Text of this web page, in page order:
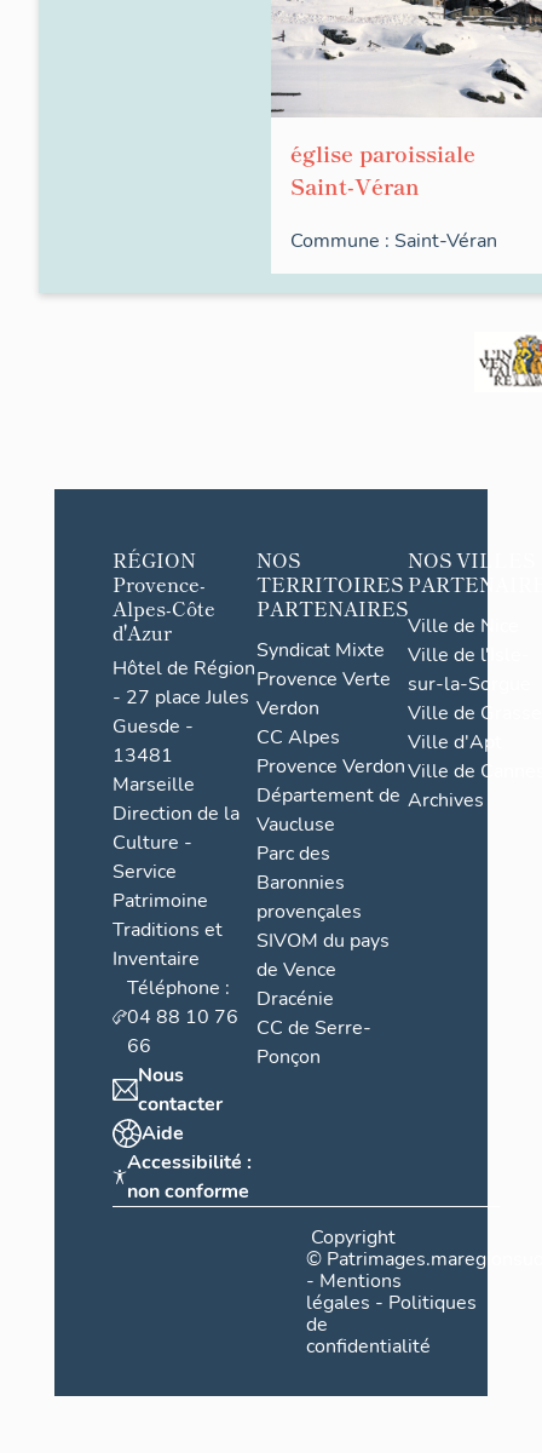
église paroissiale
Saint-Véran
Commune : Saint-Véran
RÉGION
Provence-
Alpes-Côte
d'Azur
Hôtel de Région
- 27 place Jules
Guesde -
13481
Marseille
Direction de la
Culture -
Service
Patrimoine
Traditions et
Inventaire
Téléphone :
04 88 10 76
66
Nous
contacter
Aide
Accessibilité :
non conforme
NOS
TERRITOIRES
PARTENAIRES
Syndicat Mixte
Provence Verte
Verdon
CC Alpes
Provence Verdon
Département de
Vaucluse
Parc des
Baronnies
provençales
SIVOM du pays
de Vence
Dracénie
CC de Serre-
Ponçon
NOS VILLES
Ville de Nice
Ville de l'Isle-
sur-la-Sorgue
Ville de Grasse
Ville d'Apt
Ville de
Archives
Copyright
©
- Mentions
légales - Politiques
de
confidentialité